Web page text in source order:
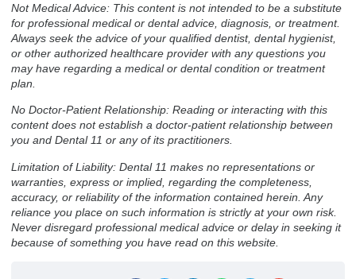
Not Medical Advice: This content is not intended to be a substitute
for professional medical or dental advice, diagnosis, or treatment.
Always seek the advice of your qualified dentist, dental hygienist,
or other authorized healthcare provider with any questions you
may have regarding a medical or dental condition or treatment
plan.
No Doctor-Patient Relationship: Reading or interacting with this
content does not establish a doctor-patient relationship between
you and Dental 11 or any of its practitioners.
Limitation of Liability: Dental 11 makes no representations or
warranties, express or implied, regarding the completeness,
accuracy, or reliability of the information contained herein. Any
reliance you place on such information is strictly at your own risk.
Never disregard professional medical advice or delay in seeking it
because of something you have read on this website.